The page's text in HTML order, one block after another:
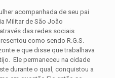
acompanhada de seu pai
Militar de São João
das redes sociais
como sendo R.G.S.
e que disse que trabalhava
Ele permaneceu na cidade
durante o qual, conquistou a